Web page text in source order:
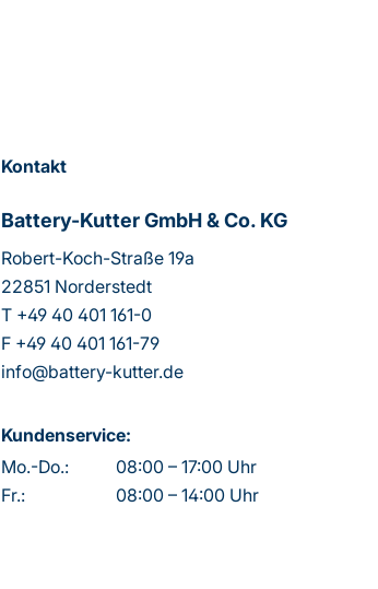
Kontakt
Battery-Kutter GmbH & Co. KG
Robert-Koch-Straße 19a
22851 Norderstedt
T +49 40 401 161-0
F +49 40 401 161-79
info@battery-kutter.de
Kundenservice:
Mo.-Do.:
08:00 – 17:00 Uhr
Fr.:
08:00 – 14:00 Uhr